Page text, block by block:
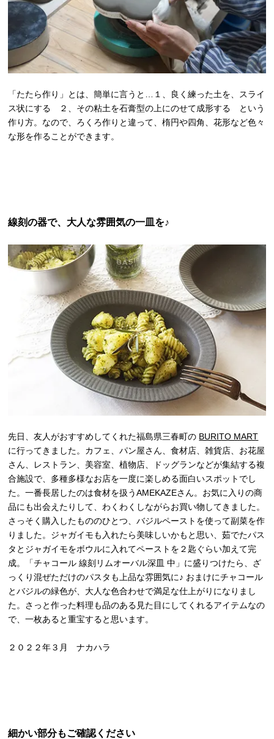
「たたら作り」とは、簡単に言うと…１、良く練った土を、スライ
ス状にする ２、その粘土を石膏型の上にのせて成形する という
作り方。なので、ろくろ作りと違って、楕円や四角、花形など色々
な形を作ることができます。
線刻の器で、大人な雰囲気の一皿を♪
先日、友人がおすすめしてくれた福島県三春町の BURITO MART
に行ってきました。カフェ、パン屋さん、食材店、雑貨店、お花屋
さん、レストラン、美容室、植物店、ドッグランなどが集結する複
合施設で、多種多様なお店を一度に楽しめる面白いスポットでし
た。一番長居したのは食材を扱うAMEKAZEさん。お気に入りの商
品にも出会えたりして、わくわくしながらお買い物してきました。
さっそく購入したもののひとつ、バジルペーストを使って副菜を作
りました。ジャガイモも入れたら美味しいかもと思い、茹でたパス
タとジャガイモをボウルに入れてペーストを２匙ぐらい加えて完
成。「チャコール 線刻リムオーバル深皿 中」に盛りつけたら、ざ
っくり混ぜただけのパスタも上品な雰囲気に♪ おまけにチャコール
とバジルの緑色が、大人な色合わせで満足な仕上がりになりまし
た。さっと作った料理も品のある見た目にしてくれるアイテムなの
で、一枚あると重宝すると思います。
２０２２年３月 ナカハラ
細かい部分もご確認ください